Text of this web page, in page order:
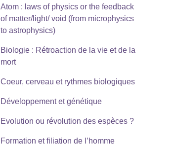
Atom : laws of physics or the feedback
of matter/light/ void (from microphysics
to astrophysics)
Biologie : Rétroaction de la vie et de la
mort
Coeur, cerveau et rythmes biologiques
Développement et génétique
Evolution ou révolution des espèces ?
Formation et filiation de l’homme